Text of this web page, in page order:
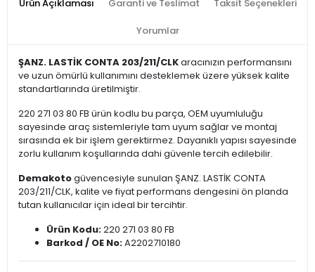
Ürün Açıklaması Garanti ve Teslimat Taksit Seçenekleri
Yorumlar
ŞANZ. LASTİK CONTA 203/211/CLKaracınızın performansını
ve uzun ömürlü kullanımını desteklemek üzere yüksek kalite
standartlarında üretilmiştir.
220 271 03 80 FB ürün kodlu bu parça, OEM uyumluluğu
sayesinde araç sistemleriyle tam uyum sağlar ve montaj
sırasında ek bir işlem gerektirmez. Dayanıklı yapısı sayesinde
zorlu kullanım koşullarında dahi güvenle tercih edilebilir.
Demakotogüvencesiyle sunulan ŞANZ. LASTİK CONTA
203/211/CLK, kalite ve fiyat performans dengesini ön planda
tutan kullanıcılar için ideal bir tercihtir.
Ürün Kodu:220 271 03 80 FB
Barkod / OE No:A2202710180